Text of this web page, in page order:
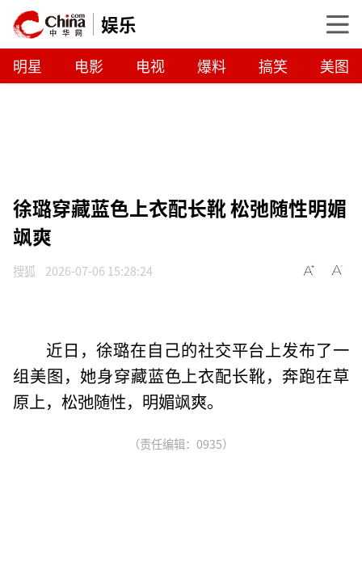
娱乐
明星 电影 电视 爆料 搞笑 美图
徐璐穿藏蓝色上衣配长靴 松弛随性明媚
飒爽
搜狐 2026-07-06 15:28:24
近日，徐璐在自己的社交平台上发布了一
组美图，她身穿藏蓝色上衣配长靴，奔跑在草
原上，松弛随性，明媚飒爽。
（责任编辑：0935）